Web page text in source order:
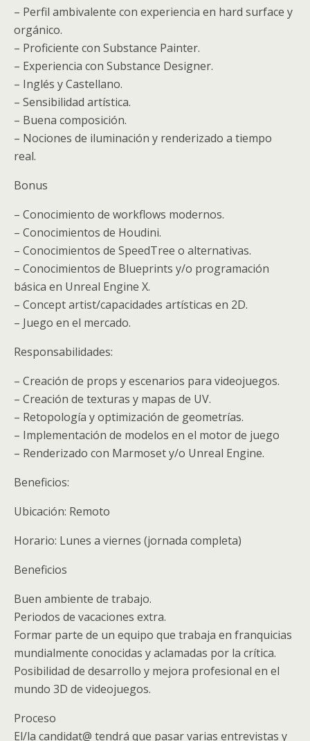
– Perfil ambivalente con experiencia en hard surface y
orgánico.
– Proficiente con Substance Painter.
– Experiencia con Substance Designer.
– Inglés y Castellano.
– Sensibilidad artística.
– Buena composición.
– Nociones de iluminación y renderizado a tiempo
real.
Bonus
– Conocimiento de workflows modernos.
– Conocimientos de Houdini.
– Conocimientos de SpeedTree o alternativas.
– Conocimientos de Blueprints y/o programación
básica en Unreal Engine X.
– Concept artist/capacidades artísticas en 2D.
– Juego en el mercado.
Responsabilidades:
– Creación de props y escenarios para videojuegos.
– Creación de texturas y mapas de UV.
– Retopología y optimización de geometrías.
– Implementación de modelos en el motor de juego
– Renderizado con Marmoset y/o Unreal Engine.
Beneficios:
Ubicación: Remoto
Horario: Lunes a viernes (jornada completa)
Beneficios
Buen ambiente de trabajo.
Periodos de vacaciones extra.
Formar parte de un equipo que trabaja en franquicias
mundialmente conocidas y aclamadas por la crítica.
Posibilidad de desarrollo y mejora profesional en el
mundo 3D de videojuegos.
Proceso
El/la candidat@ tendrá que pasar varias entrevistas y